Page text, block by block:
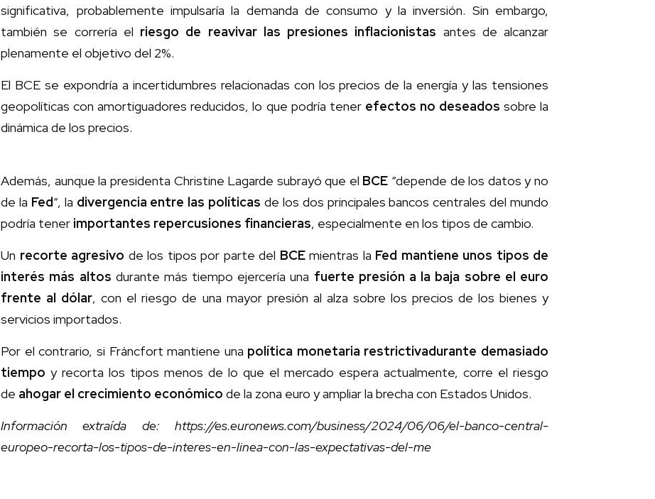
significativa, probablemente impulsaría la demanda de consumo y la inversión. Sin embargo,
también se correría el riesgo de reavivar las presiones inflacionistas antes de alcanzar
plenamente el objetivo del 2%.
El BCE se expondría a incertidumbres relacionadas con los precios de la energía y las tensiones
geopolíticas con amortiguadores reducidos, lo que podría tener efectos no deseados sobre la
dinámica de los precios.
Además, aunque la presidenta Christine Lagarde subrayó que el BCE “depende de los datos y no
de la Fed“, la divergencia entre las políticas de los dos principales bancos centrales del mundo
podría tener importantes repercusiones financieras, especialmente en los tipos de cambio.
Un recorte agresivo de los tipos por parte del BCEmientras la Fed mantiene unos tipos de
interés más altos durante más tiempo ejercería una fuerte presión a la baja sobre el euro
frente al dólar, con el riesgo de una mayor presión al alza sobre los precios de los bienes y
servicios importados.
Por el contrario, si Fráncfort mantiene una política monetaria restrictivadurante demasiado
tiempo y recorta los tipos menos de lo que el mercado espera actualmente, corre el riesgo
de ahogar el crecimiento económico de la zona euro y ampliar la brecha con Estados Unidos.
Información extraída de: https://es.euronews.com/business/2024/06/06/el-banco-central-
europeo-recorta-los-tipos-de-interes-en-linea-con-las-expectativas-del-me